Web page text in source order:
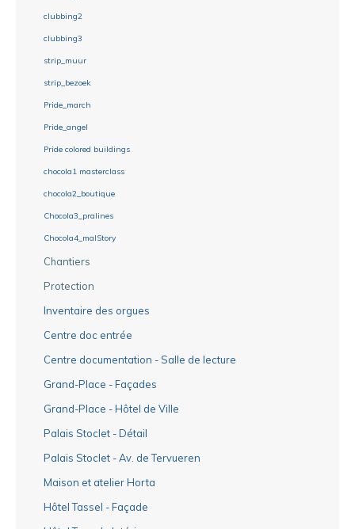
clubbing2
clubbing3
strip_muur
strip_bezoek
Pride_march
Pride_angel
Pride colored buildings
chocola1 masterclass
chocola2_boutique
Chocola3_pralines
Chocola4_malStory
Chantiers
Protection
Inventaire des orgues
Centre doc entrée
Centre documentation - Salle de lecture
Grand-Place - Façades
Grand-Place - Hôtel de Ville
Palais Stoclet - Détail
Palais Stoclet - Av. de Tervueren
Maison et atelier Horta
Hôtel Tassel - Façade